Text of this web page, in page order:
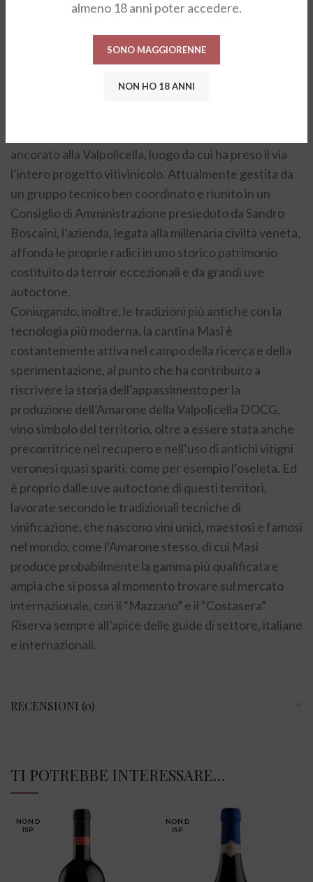
almeno 18 anni poter accedere.
SONO MAGGIORENNE
NON HO 18 ANNI
dalla fine del XVIII secolo, ma che soprattutto
rappresenta oggi uno dei più importanti e autorevoli
marchi enologici italiani nel mondo.
ancorato alla Valpolicella, luogo da cui ha preso il via
l’intero progetto vitivinicolo. Attualmente gestita da
un gruppo tecnico ben coordinato e riunito in un
Consiglio di Amministrazione presieduto da Sandro
Boscaini, l’azienda, legata alla millenaria civiltà veneta,
affonda le proprie radici in uno storico patrimonio
costituito da terroir eccezionali e da grandi uve
autoctone.
Coniugando, inoltre, le tradizioni più antiche con la
tecnologia più moderna, la cantina Masi è
costantemente attiva nel campo della ricerca e della
sperimentazione, al punto che ha contribuito a
riscrivere la storia dell’appassimento per la
produzione dell’Amarone della Valpolicella DOCG,
vino simbolo del territorio, oltre a essere stata anche
precorritrice nel recupero e nell’uso di antichi vitigni
veronesi quasi spariti, come per esempio l’oseleta. Ed
è proprio dalle uve autoctone di questi territori,
lavorate secondo le tradizionali tecniche di
vinificazione, che nascono vini unici, maestosi e famosi
nel mondo, come l’Amarone stesso, di cui Masi
produce probabilmente la gamma più qualificata e
ampia che si possa al momento trovare sul mercato
internazionale, con il “Mazzano” e il “Costasera”
Riserva sempre all’apice delle guide di settore, italiane
e internazionali.
RECENSIONI (0)
TI POTREBBE INTERESSARE…
NON D
ISP.
NON D
ISP.